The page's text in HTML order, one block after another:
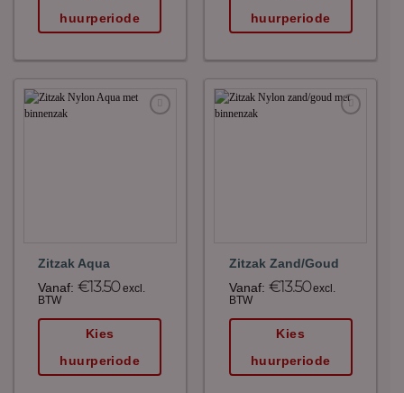
huurperiode
huurperiode
Zitzak Aqua
Vanaf:€13.50excl.
BTW
Kies
huurperiode
Zitzak Zand/Goud
Vanaf: €13.50excl.
BTW
Kies
huurperiode